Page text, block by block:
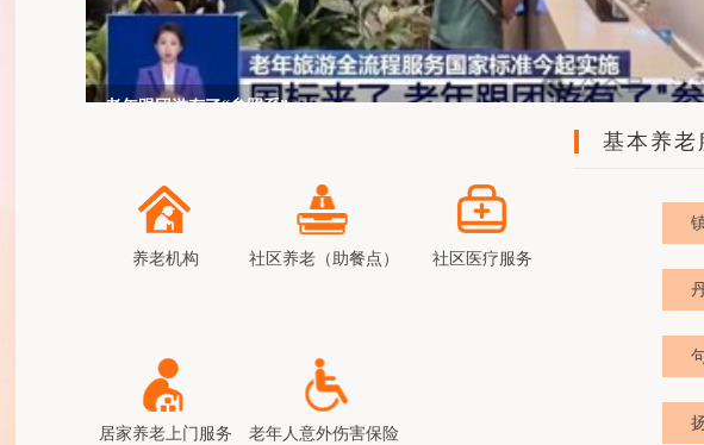
老年跟团游有了“参照系”
养老机构 社区养老（助餐点） 社区医疗服务
居家养老上门服务 老年人意外伤害保险
基本养老